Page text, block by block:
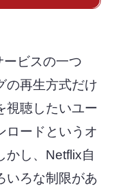
ビスの一つ
の再生方式だけ
視聴したいユー
ロードというオ
かし、Netflix自
いろな制限があ